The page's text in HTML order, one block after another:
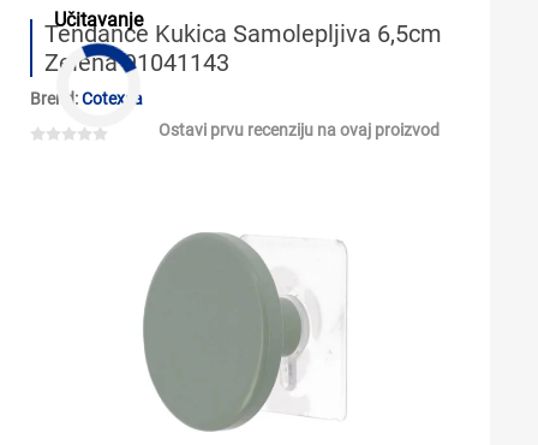
Učitavanje
Tendance Kukica Samolepljiva 6,5cm
Zelena 91041143
Brend:Cotexsa
Ostavi prvu recenziju na ovaj proizvod